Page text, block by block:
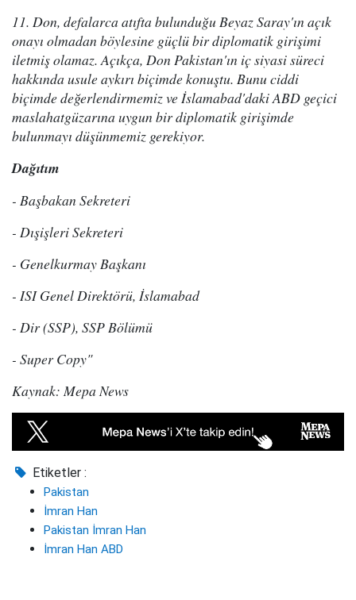
11. Don, defalarca atıfta bulunduğu Beyaz Saray'ın açık
onayı olmadan böylesine güçlü bir diplomatik girişimi
iletmiş olamaz. Açıkça, Don Pakistan'ın iç siyasi süreci
hakkında usule aykırı biçimde konuştu. Bunu ciddi
biçimde değerlendirmemiz ve İslamabad'daki ABD geçici
maslahatgüzarına uygun bir diplomatik girişimde
bulunmayı düşünmemiz gerekiyor.
Dağıtım
- Başbakan Sekreteri
- Dışişleri Sekreteri
- Genelkurmay Başkanı
- ISI Genel Direktörü, İslamabad
- Dir (SSP), SSP Bölümü
- Super Copy"
Kaynak: Mepa News
Etiketler :
Pakistan
İmran Han
Pakistan İmran Han
İmran Han ABD